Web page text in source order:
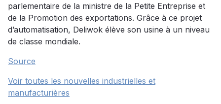
parlementaire de la ministre de la Petite Entreprise et
de la Promotion des exportations. Grâce à ce projet
d’automatisation, Deliwok élève son usine à un niveau
de classe mondiale.
Source
Voir toutes les nouvelles industrielles et
manufacturières